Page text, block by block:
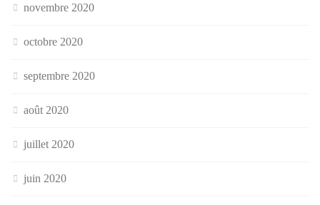
novembre 2020
octobre 2020
septembre 2020
août 2020
juillet 2020
juin 2020